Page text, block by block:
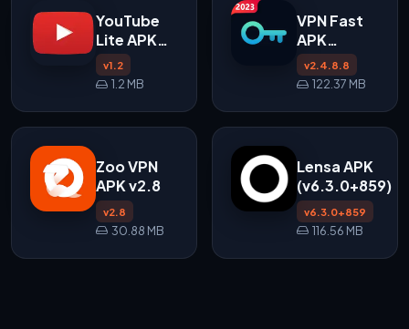
YouTube
Lite APK
v1.2
v1.2
1.2 MB
VPN Fast
APK
v2.4.8.8
untuk
v2.4.8.8
122.37 MB
Zoo VPN
APK v2.8
v2.8
30.88 MB
Lensa APK
(v6.3.0+859)
v6.3.0+859
116.56 MB